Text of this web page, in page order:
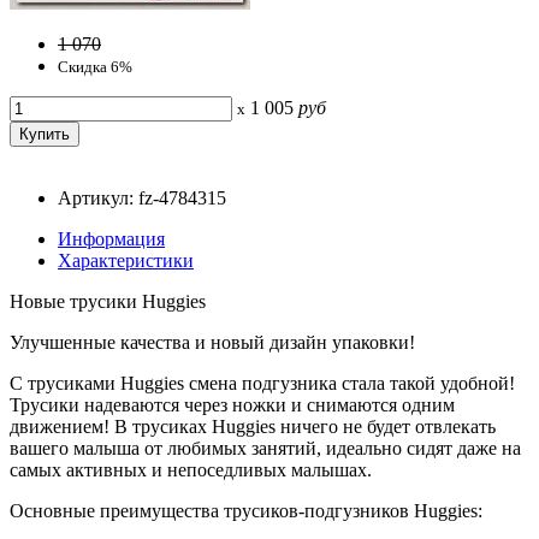
1 070
Скидка 6%
x 1 005 руб
Артикул: fz-4784315
Информация
Характеристики
Новые трусики Huggies
Улучшенные качества и новый дизайн упаковки!
С трусиками Huggies смена подгузника стала такой удобной!
Трусики надеваются через ножки и снимаются одним
движением! В трусиках Huggies ничего не будет отвлекать
вашего малыша от любимых занятий, идеально сидят даже на
самых активных и непоседливых малышах.
Основные преимущества трусиков-подгузников Huggies: